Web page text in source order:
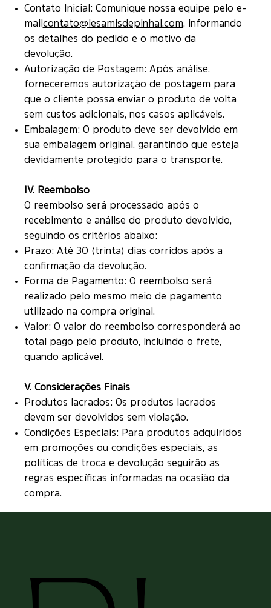
Contato Inicial: Comunique nossa equipe pelo e-
mailcontato@lesamisdepinhal.com, informando
os detalhes do pedido e o motivo da
devolução.
Autorização de Postagem: Após análise,
forneceremos autorização de postagem para
que o cliente possa enviar o produto de volta
sem custos adicionais, nos casos aplicáveis.
Embalagem: O produto deve ser devolvido em
sua embalagem original, garantindo que esteja
devidamente protegido para o transporte.
IV. Reembolso
O reembolso será processado após o
recebimento e análise do produto devolvido,
seguindo os critérios abaixo:
Prazo: Até 30 (trinta) dias corridos após a
confirmação da devolução.
Forma de Pagamento: O reembolso será
realizado pelo mesmo meio de pagamento
utilizado na compra original.
Valor: O valor do reembolso corresponderá ao
total pago pelo produto, incluindo o frete,
quando aplicável.
V. Considerações Finais
Produtos lacrados: Os produtos lacrados
devem ser devolvidos sem violação.
Condições Especiais: Para produtos adquiridos
em promoções ou condições especiais, as
políticas de troca e devolução seguirão as
regras específicas informadas na ocasião da
compra.